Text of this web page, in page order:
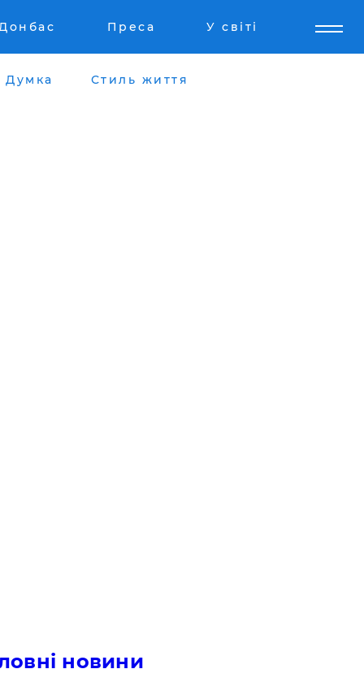
Преса У світі
Думка Стиль життя
новини